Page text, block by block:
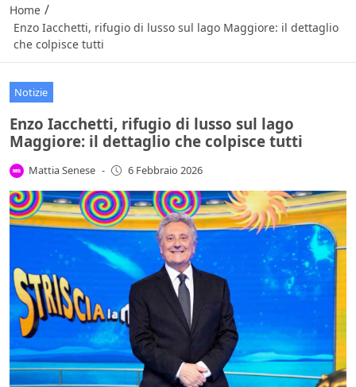
Home /
Enzo Iacchetti, rifugio di lusso sul lago Maggiore: il dettaglio
che colpisce tutti
Notizie
Enzo Iacchetti, rifugio di lusso sul lago
Maggiore: il dettaglio che colpisce tutti
Mattia Senese - 6 Febbraio 2026